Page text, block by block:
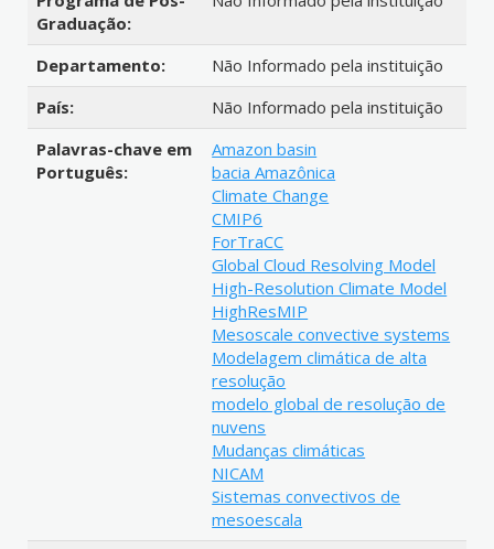
Graduação:
Departamento:
Não Informado pela instituição
País:
Não Informado pela instituição
Palavras-chave em
Português:
Amazon basin
bacia Amazônica
Climate Change
CMIP6
ForTraCC
Global Cloud Resolving Model
High-Resolution Climate Model
HighResMIP
Mesoscale convective systems
Modelagem climática de alta
resolução
modelo global de resolução de
nuvens
Mudanças climáticas
NICAM
Sistemas convectivos de
mesoescala